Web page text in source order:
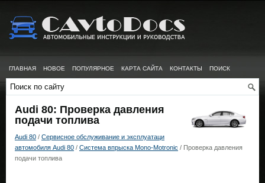
ГЛАВНАЯ НОВОЕ ПОПУЛЯРНОЕ КАРТА САЙТА КОНТАКТЫ ПОИСК
Audi 80: Проверка давления
подачи топлива
Audi 80 / Сервисное обслуживание и эксплуатаци
автомобиля Audi 80 / Система впрыска Mono-Motronic / Проверка давления
подачи топлива